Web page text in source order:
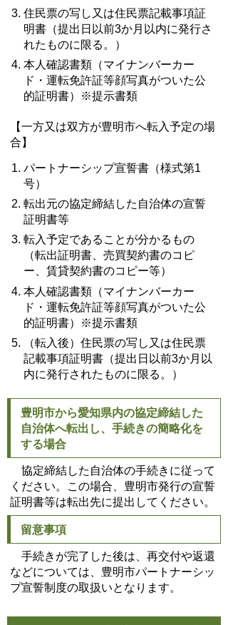
住民票の写し又は住民票記載事項証
明書（提出日以前3か月以内に発行さ
れたものに限る。）
本人確認書類（マイナンバーカー
ド・運転免許証等顔写真がついた公
的証明書）※提示書類
【一方又は双方が豊明市へ転入予定の場
合】
パートナーシップ宣誓書（様式第1
号）
転出元の協定締結した自治体の宣誓
証明書等
転入予定であることが分かるもの
（転出証明書、売買契約書のコピ
ー、賃貸契約書のコピー等）
本人確認書類（マイナンバーカー
ド・運転免許証等顔写真がついた公
的証明書）※提示書類
（転入後） 住民票の写し又は住民票
記載事項証明書（提出日以前3か月以
内に発行されたものに限る。）
豊明市から愛知県内の協定締結した
自治体へ転出し、手続きの簡略化を
する場合
協定締結した自治体の手続きに従って
ください。この場合、豊明市発行の宣誓
証明書等は転出先に提出してください。
留意事項
手続きが完了した後は、再交付や返還
などについては、豊明市パートナーシッ
プ宣誓制度の取扱いとなります。